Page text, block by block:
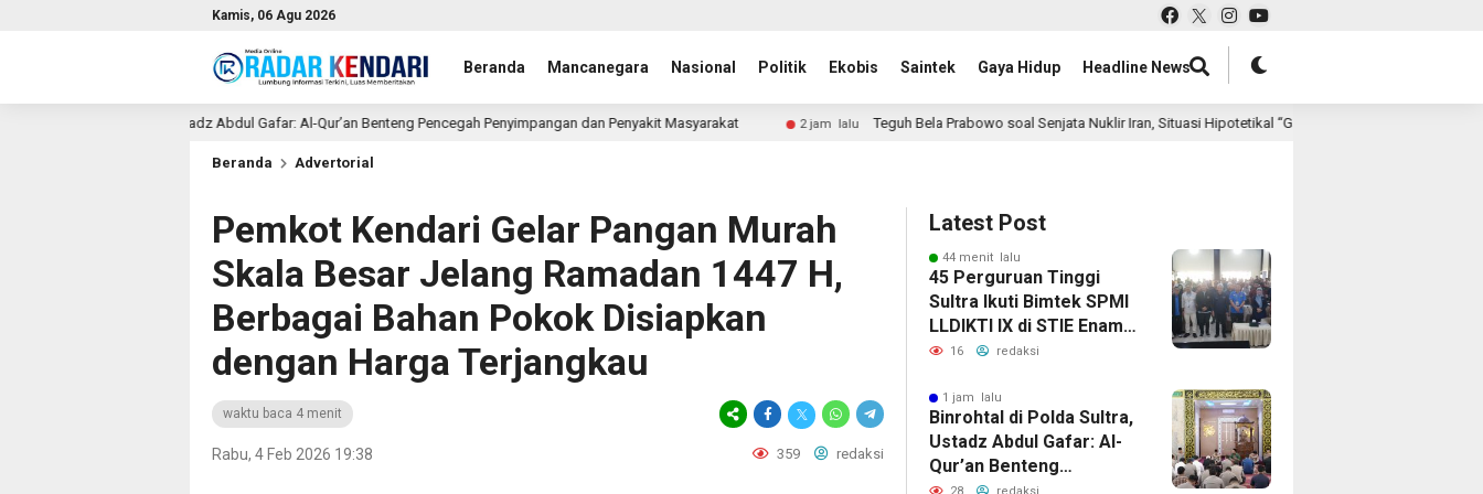
Kamis, 06 Agu 2026
Beranda Mancanegara Nasional Politik Ekobis Saintek Gaya Hidup Headline News
Abdul Gafar: Al-Qur’an Benteng Pencegah Penyimpangan dan Penyakit Masyarakat 2 jam lalu Teguh Bela Prabowo soal Senjata Nuklir Iran, Situasi Hipotetikal “Game Theory” 2 jam lalu
Beranda Advertorial
Pemkot Kendari Gelar Pangan Murah
Skala Besar Jelang Ramadan 1447 H,
Berbagai Bahan Pokok Disiapkan
dengan Harga Terjangkau
waktu baca 4 menit
Rabu, 4 Feb 2026 19:38 359 redaksi
Latest Post
44 menit lalu
45 Perguruan Tinggi
Sultra Ikuti Bimtek SPMI
LLDIKTI IX di STIE Enam
Enam Kendari
16 redaksi
1 jam lalu
Binrohtal di Polda Sultra,
Ustadz Abdul Gafar: Al-
Qur’an Benteng